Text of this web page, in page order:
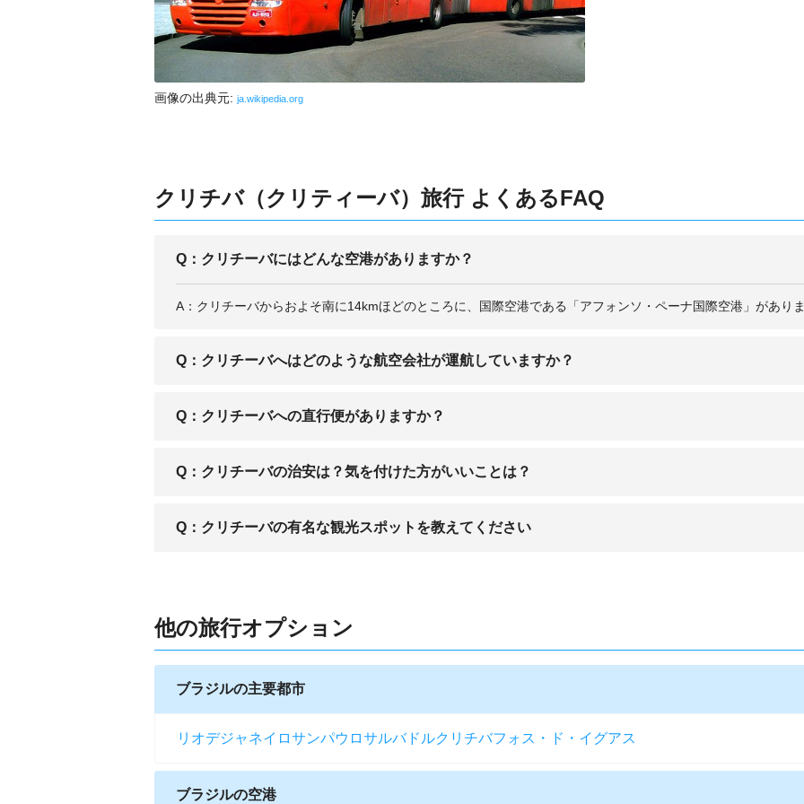
画像の出典元: ja.wikipedia.org
クリチバ（クリティーバ）旅行 よくあるFAQ
Q：クリチーバにはどんな空港がありますか？
A：クリチーバからおよそ南に14kmほどのところに、国際空港である「アフォンソ・ペーナ国際空港」があり
Q：クリチーバへはどのような航空会社が運航していますか？
A：ゴル航空、アズールブラジル航空やアルゼンチン航空などの便が就航しています。
Q：クリチーバへの直行便がありますか？
A：日本国内からクリチーバへの直行便はありません。経由便1回または複数回は基本です。
Q：クリチーバの治安は？気を付けた方がいいことは？
A：クリチーバは銃器等を用いた凶悪犯罪が多く、犯罪発生率はかなり高めです。滞在時は警戒が必要となって
Q：クリチーバの有名な観光スポットを教えてください
他の旅行オプション
ブラジルの主要都市
リオデジャネイロサンパウロサルバドルクリチバフォス・ド・イグアス
ブラジルの空港